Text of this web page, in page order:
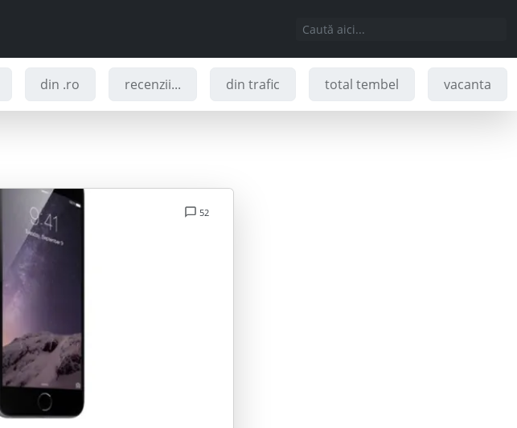
din .ro recenzii... din trafic total tembel vacanta
52